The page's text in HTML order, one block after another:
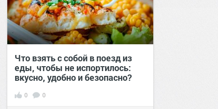
Что взять с собой в поезд из
еды, чтобы не испортилось:
вкусно, удобно и безопасно?
0 0